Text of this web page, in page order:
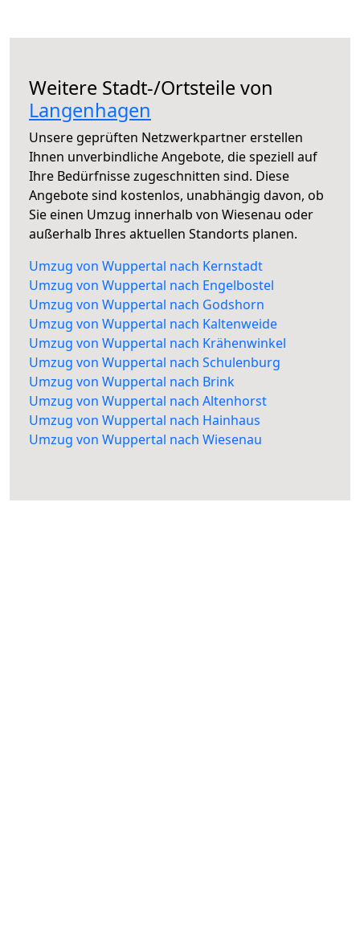
Weitere Stadt-/Ortsteile von
Langenhagen
Unsere geprüften Netzwerkpartner erstellen
Ihnen unverbindliche Angebote, die speziell auf
Ihre Bedürfnisse zugeschnitten sind. Diese
Angebote sind kostenlos, unabhängig davon, ob
Sie einen Umzug innerhalb von Wiesenau oder
außerhalb Ihres aktuellen Standorts planen.
Umzug von Wuppertal nach Kernstadt
Umzug von Wuppertal nach Engelbostel
Umzug von Wuppertal nach Godshorn
Umzug von Wuppertal nach Kaltenweide
Umzug von Wuppertal nach Krähenwinkel
Umzug von Wuppertal nach Schulenburg
Umzug von Wuppertal nach Brink
Umzug von Wuppertal nach Altenhorst
Umzug von Wuppertal nach Hainhaus
Umzug von Wuppertal nach Wiesenau